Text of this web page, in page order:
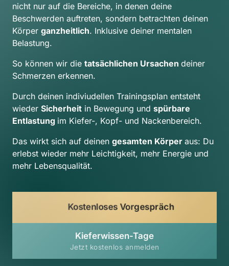
nicht nur auf die Bereiche, in denen deine
Beschwerden auftreten, sondern betrachten deinen
Körper ganzheitlich. Inklusive deiner mentalen
Belastung.
So können wir die tatsächlichen Ursachen deiner
Schmerzen erkennen.
Durch deinen indiviudellen Trainingsplan entsteht
wieder Sicherheit in Bewegung und spürbare
Entlastung im Kiefer-, Kopf- und Nackenbereich.
Das wirkt sich auf deinen gesamten Körper aus: Du
erlebst wieder mehr Leichtigkeit, mehr Energie und
mehr Lebensqualität.
Kostenloses Vorgespräch
Kieferwissen-Tage
Jetzt kostenlos anmelden